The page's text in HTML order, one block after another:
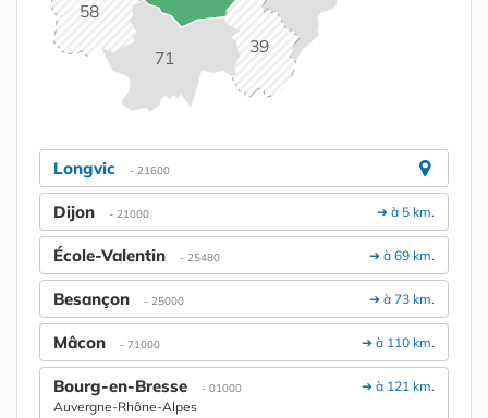
39
58
71
Longvic - 21600
➔ à 5 km.
Dijon - 21000
➔ à 69 km.
École-Valentin - 25480
➔ à 73 km.
Besançon - 25000
➔ à 110 km.
Mâcon - 71000
➔ à 121 km.
Bourg-en-Bresse - 01000
Auvergne-Rhône-Alpes